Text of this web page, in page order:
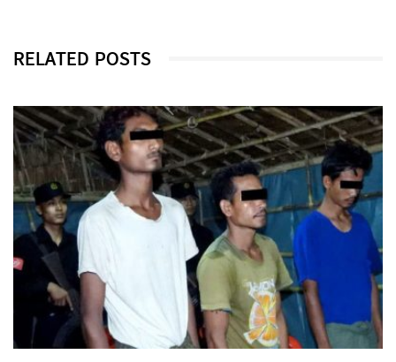
RELATED POSTS